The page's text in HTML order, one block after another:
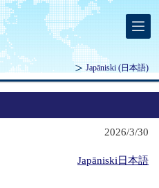
Japāniski (日本語)
2026/3/30
Japāniski日本語